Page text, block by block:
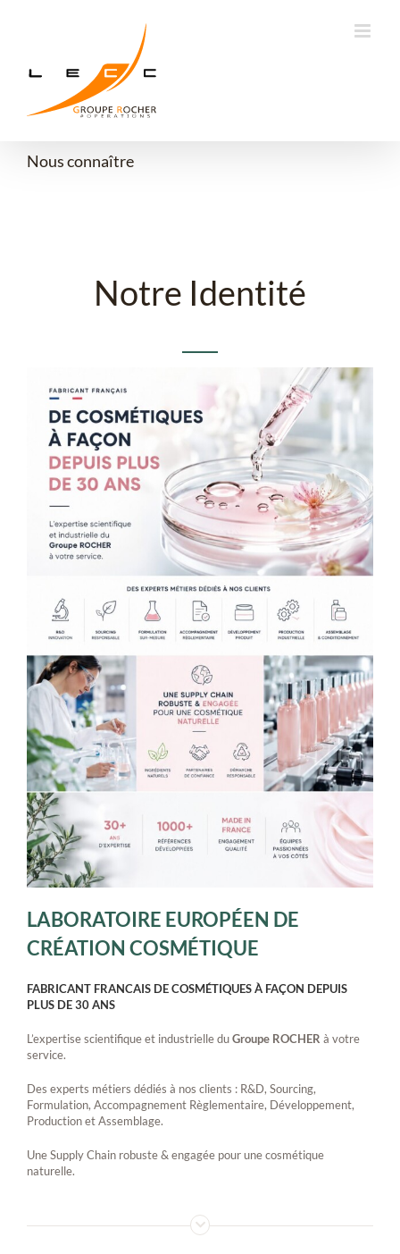
Nous connaître
Notre Identité
LABORATOIRE EUROPÉEN DE
CRÉATION COSMÉTIQUE
FABRICANT FRANCAIS DE COSMÉTIQUES À FAÇON DEPUIS
PLUS DE 30 ANS
L’expertise scientifique et industrielle duGroupe ROCHER ​ à votre
service.
Des experts métiers dédiés à nos clients : R&D, Sourcing,
Formulation, Accompagnement Règlementaire, Développement,
Production et Assemblage.
Une Supply Chain robuste & engagée pour une cosmétique
naturelle.